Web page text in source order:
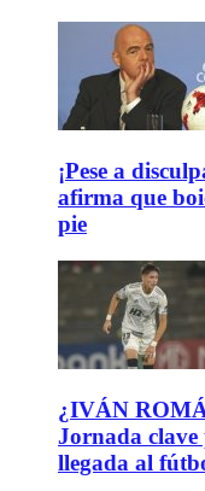
¡Pese a
afirma que
pie
¿IVÁN
Jornada
llegada al